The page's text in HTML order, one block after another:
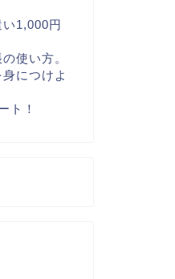
い1,000円
使い方。
につけよ
ト！